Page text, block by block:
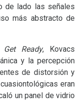
de lado las señales
más abstracto de
Ready, Kovacs
y la percepción
de distorsión y
eran
un panel de vidrio